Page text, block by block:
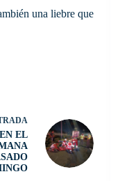
una liebre que
EL